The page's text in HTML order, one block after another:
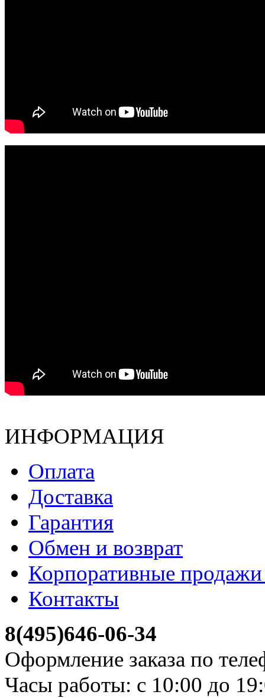
ИНФОРМАЦИЯ
Оплата
Доставка
Гарантия
Обмен и возврат
Корпоративные
Контакты
8(495)646-06-34
Оформление заказа по
Часы работы: с 10:00 до